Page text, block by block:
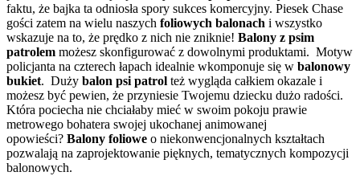
faktu, że bajka ta odniosła spory sukces komercyjny. Piesek Chase
gości zatem na wielu naszych foliowych balonach i wszystko
wskazuje na to, że prędko z nich nie zniknie! Balony z psim
patrolem możesz skonfigurować z dowolnymi produktami. Motyw
policjanta na czterech łapach idealnie wkomponuje się w balonowy
bukiet. Duży balon psi patrol też wygląda całkiem okazale i
możesz być pewien, że przyniesie Twojemu dziecku dużo radości.
Która pociecha nie chciałaby mieć w swoim pokoju prawie
metrowego bohatera swojej ukochanej animowanej
opowieści? Balony foliowe o niekonwencjonalnych kształtach
pozwalają na zaprojektowanie pięknych, tematycznych kompozycji
balonowych.